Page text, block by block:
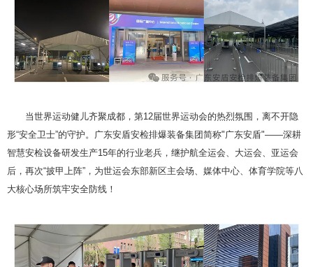
当世界运动健儿齐聚成都，第12届世界运动会的热烈氛围，离不开隐
形“安全卫士”的守护。广东安盾安检排爆装备集团简称"广东安盾"——深耕
智慧安检设备研发生产15年的行业老兵，继护航全运会、大运会、亚运会
后，再次“披甲上阵”，为世运会东部新区主会场、媒体中心、体育学院等八
大核心场所筑牢安全防线！